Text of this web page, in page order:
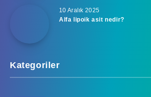
10 Aralık 2025
Alfa lipoik asit nedir?
Kategoriler